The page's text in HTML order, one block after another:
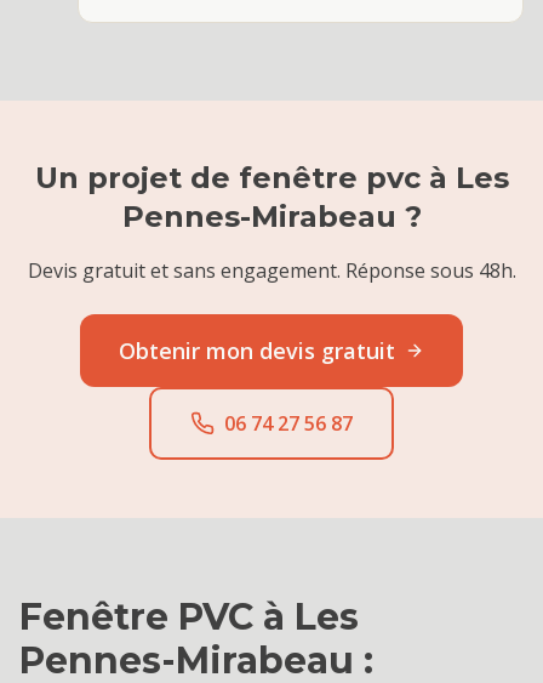
Un projet de fenêtre pvcà Les
Pennes-Mirabeau ?
Devis gratuit et sans engagement. Réponse sous 48h.
Obtenir mon devis gratuit
06 74 27 56 87
Fenêtre PVC à Les
Pennes-Mirabeau :